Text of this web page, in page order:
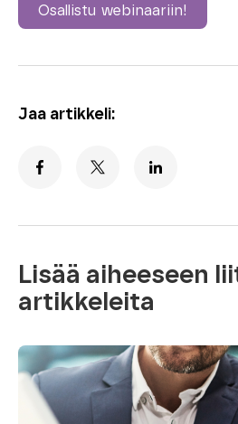
Osallistu webinaariin!
Jaa artikkeli:
Lisää aiheeseen
artikkeleita